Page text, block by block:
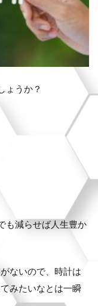
ょうか？
も減らせば人生豊か
ないので、時計は
みたいなとは一瞬